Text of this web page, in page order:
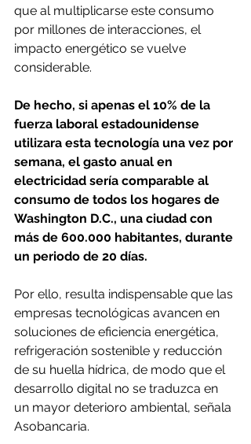
que al multiplicarse este consumo
por millones de interacciones, el
impacto energético se vuelve
considerable.
De hecho, si apenas el 10% de la
fuerza laboral estadounidense
utilizara esta tecnología una vez por
semana, el gasto anual en
electricidad sería comparable al
consumo de todos los hogares de
Washington D.C., una ciudad con
más de 600.000 habitantes, durante
un periodo de 20 días.
Por ello, resulta indispensable que las
empresas tecnológicas avancen en
soluciones de eficiencia energética,
refrigeración sostenible y reducción
de su huella hídrica, de modo que el
desarrollo digital no se traduzca en
un mayor deterioro ambiental, señala
Asobancaria.